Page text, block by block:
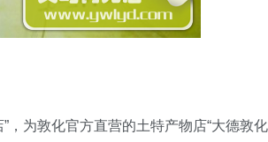
，为敦化官方直营的土特产物店“大德敦化